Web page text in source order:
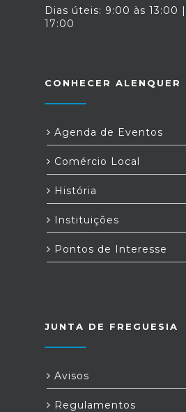
Dias úteis: 9:00 às 13:00
17:00
CONHECER ALENQUER
Agenda de Eventos
Comércio Local
História
Instituições
Pontos de Interesse
JUNTA DE FREGUESIA
Avisos
Regulamentos